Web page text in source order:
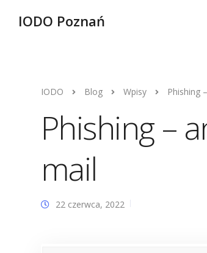
IODO Poznań
IODO Blog Wpisy Phishing
Phishing –
mail
22 czerwca, 2022